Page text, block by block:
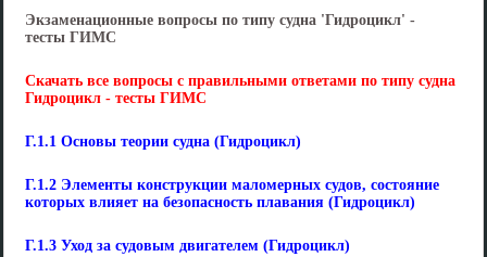
Экзаменационные вопросы по типу судна 'Гидроцикл' -
тесты ГИМС
Скачать все вопросы с правильными ответами по типу судна
Гидроцикл - тесты ГИМС
Г.1.1 Основы теории судна (Гидроцикл)
Г.1.2 Элементы конструкции маломерных судов, состояние
которых влияет на безопасность плавания (Гидроцикл)
Г.1.3 Уход за судовым двигателем (Гидроцикл)